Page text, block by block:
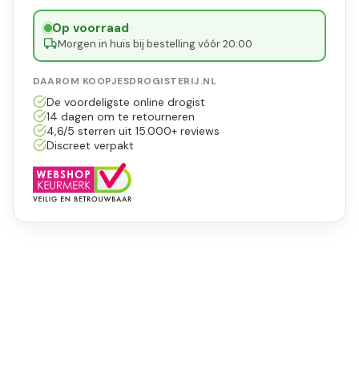
Op voorraad·
Morgen in huis bij bestelling vóór 20:00
DAAROM KOOPJESDROGISTERIJ.NL
De voordeligste online drogist
14 dagen om te retourneren
4,6/5 sterren uit 15.000+ reviews
Discreet verpakt